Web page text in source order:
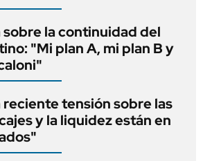
la continuidad del
"Mi plan A, mi plan B y
reciente tensión sobre las
y la liquidez están en